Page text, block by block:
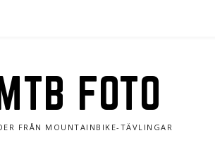
FOTO
FRÅN MOUNTAINBIKE-TÄVLINGAR